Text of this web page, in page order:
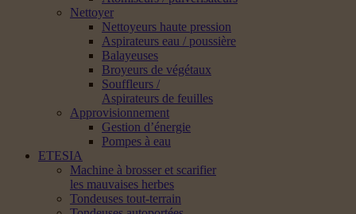
Nettoyer
Nettoyeurs haute pression
Aspirateurs eau / poussière
Balayeuses
Broyeurs de végétaux
Souffleurs /
Aspirateurs de feuilles
Approvisionnement
Gestion d’énergie
Pompes à eau
ETESIA
Machine à brosser et scarifier
les mauvaises herbes
Tondeuses tout-terrain